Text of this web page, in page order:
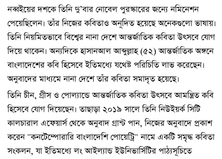
নব্বইয়ের দশকে তিনি দু’বার নোবেল পুরস্কারের জন্যে নমিনেশন
পেয়েছিলেন। তাঁর নিজের কবিতাও অনূদিত হয়েছে অনেকগুলো ভাষায়।
তিনি নিয়মিতভাবে বিশ্বের নানা দেশে আন্তর্জাতিক কবিতা উৎসবে যোগ
দিয়ে থাকেন। অন্যদিকে হাসানআল আব্দুল্লাহ (৫২) আন্তর্জাতিক অঙ্গনে
বাংলাদেশের কবি হিসেবে ইতিমধ্যে যথেষ্ট পরিচিতি লাভ করেছেন।
অনুবাদের মাধ্যমে নানা দেশে তাঁর কবিতা সমাদৃত হয়েছে।
তিনি চীন, গ্রীস ও পোল্যান্ডে আন্তর্জাতিক কবিতা উৎসবে আমন্ত্রিত কবি
হিসেবে যোগ দিয়েছেন। তাছাড়া ২০১৯ সালে তিনি নিউইয়র্ক সিটি
কালচারাল এফেয়ার্স থেকে অনুবাদ গ্রান্ট পান, নিজের অনুবাদে প্রকাশ
করেন "কনটেম্পোরারি বাংলাদেশি পোয়েট্রি" নামে একটি সমৃদ্ধ কবিতা
সংকলন, যা ইতিমধ্যে লং আইল্যান্ড ইউনিভার্সিটির পাঠ্যসূচিতে